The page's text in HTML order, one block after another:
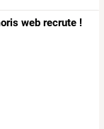
web recrute !